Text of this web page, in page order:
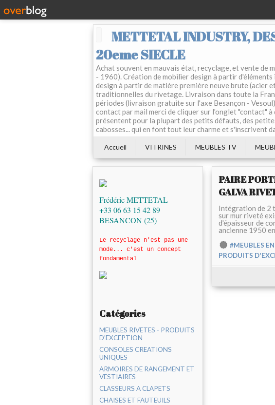
METTETAL INDUSTRY,
20eme SIECLE
Achat souvent en mauvais état, recyclage, et vente de
- 1960). Création de mobilier design à partir
design à partir de matière première neuve brute (acier
traditionnelles du rivetage. Livraison dans toute la
périodes (livraison gratuite sur l'axe Besançon -
contact par mail merci de cliquer sur l'onglet "contact"
présentent pour la plupart des petits défauts, des
cabosses... qui en font tout leur charme et s'inscrivent
Accueil VITRINES MEUBLES TV
Frédéric METTETAL
+33 06 63 15 42 89
BESANCON (25)
Le recyclage n'est pas une
mode... c'est un concept
fondamental
Catégories
MEUBLES RIVETES - PRODUITS
D'EXCEPTION
CONSOLES CREATIONS
UNIQUES
ARMOIRES DE RANGEMENT ET
VESTIAIRES
CLASSEURS A CLAPETS
CHAISES ET FAUTEUILS
PAIRE
GALVA
Intégration de 2
sur mur riveté
d'épaisseur de
ancienne 1950
#MEUBLES
PRODUITS